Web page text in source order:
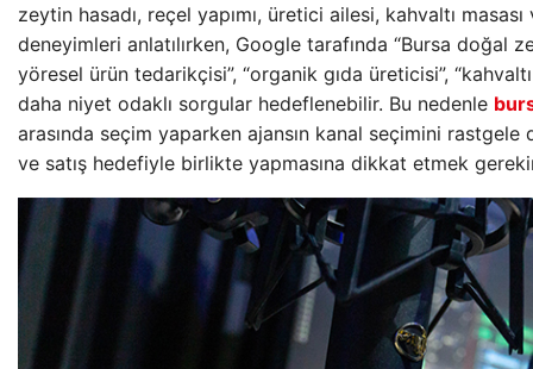
zeytin hasadı, reçel yapımı, üretici ailesi, kahvaltı
deneyimleri anlatılırken, Google tarafında “Bursa doğal
yöresel ürün tedarikçisi”, “organik gıda üreticisi”,
daha niyet odaklı sorgular hedeflenebilir. Bu nedenle
arasında seçim yaparken ajansın kanal seçimini rastgele
ve satış hedefiyle birlikte yapmasına dikkat etmek